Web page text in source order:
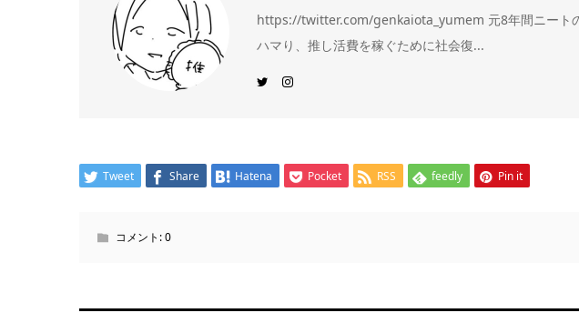
https://twitter.com/genkaiota_yumem 元8年間ニート
ハマり、推し活費を稼ぐために社会復...
Tweet Share Hatena Pocket RSS feedly Pin it
コメント:0